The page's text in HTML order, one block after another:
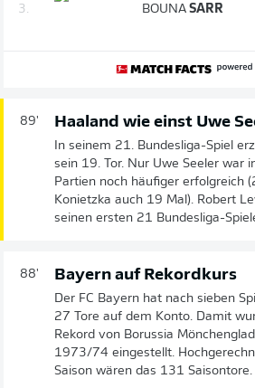
3. BOUNA SARR
89' Haaland wie einst Uwe
In seinem 21. Bundesliga-Spiel
sein 19. Tor. Nur Uwe Seeler war
Partien noch häufiger erfolgreich
Konietzka auch 19 Mal). Robert
seinen ersten 21 Bundesliga-
88' Bayern auf Rekordkurs
Der FC Bayern hat nach sieben
27 Tore auf dem Konto. Damit
Rekord von Borussia
1973/74 eingestellt.
Saison wären das 131 Saisontore.